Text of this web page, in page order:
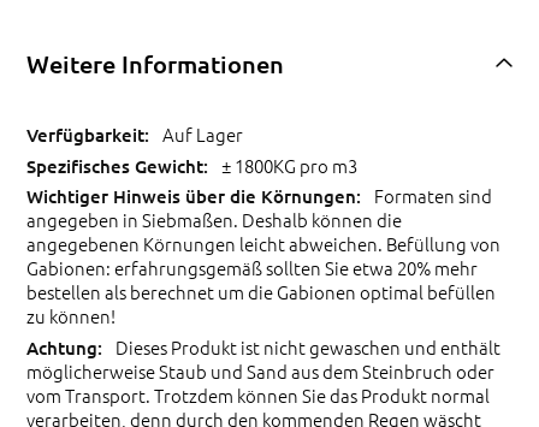
Weitere Informationen
Auf Lager
± 1800KG pro m3
Formaten sind
angegeben in Siebmaßen. Deshalb können die
angegebenen Körnungen leicht abweichen. Befüllung von
Gabionen: erfahrungsgemäß sollten Sie etwa 20% mehr
bestellen als berechnet um die Gabionen optimal befüllen
zu können!
Dieses Produkt ist nicht gewaschen und enthält
möglicherweise Staub und Sand aus dem Steinbruch oder
vom Transport. Trotzdem können Sie das Produkt normal
verarbeiten, denn durch den kommenden Regen wäscht